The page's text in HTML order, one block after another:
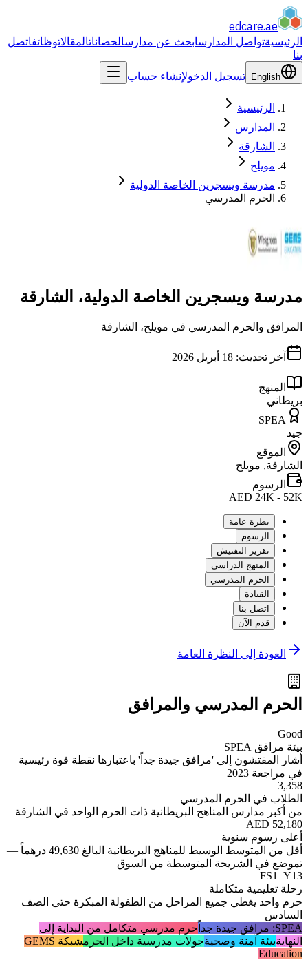
edcare.ae
الرئيسيةتواصل المدارسابحث عن مدارسالحضاناتالمقالاتوظائفاتصل
بنا
English تسجيل الدخولإنشاء حساب
الرئيسية
المدارس
الشارقة
مويلح
مدرسة ويسجرين الخاصة الدولية
الحرم المدرسي
مدرسة ويسجرين الخاصة الدولية، الشارقة
المرافق والحرم المدرسي في مويلح، الشارقة
آخر تحديث: 18 أبريل 2026
المنهج
بريطاني
SPEA
جيد
الموقع
الشارقة, مويلح
الرسوم
AED 24K - 52K
نظرة عامة
الرسوم
تقرير التفتيش
المنهج الدراسي
الحرم المدرسي
القيادة
اتصل بنا
قدم الآن
العودة إلى النظرة العامة
الحرم المدرسي والمرافق
Good
بيئة مرافق SPEA
أشار المفتشون إلى 'مرافق جيدة جداً' باعتبارها نقطة قوة رئيسية
في مراجعة 2023
3,358
الطلاب في الحرم المدرسي
من أكبر مدارس المناهج البريطانية ذات الحرم الواحد في الشارقة
AED 52,180
أعلى رسوم سنوية
أقل من المتوسط الوسيط للمناهج البريطانية البالغ 49,630 درهماً —
تموضع في الشريحة المتوسطة من السوق
FS1–Y13
رحلة تعليمية متكاملة
حرم واحد يغطي جميع المراحل من الطفولة المبكرة حتى الصف
السادس
SPEA: مرافق جيدة جداً
حرم مدرسي متكامل من البداية إلى
النهايةبيئة آمنة وصحيةجولات مدرسية داخل الحرم
شبكة GEMS
Education